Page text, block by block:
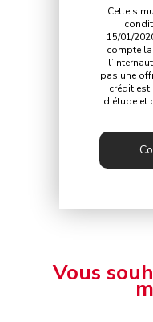
Cette
15/01/
compte
pas une
crédit est
d’étude et
Vous